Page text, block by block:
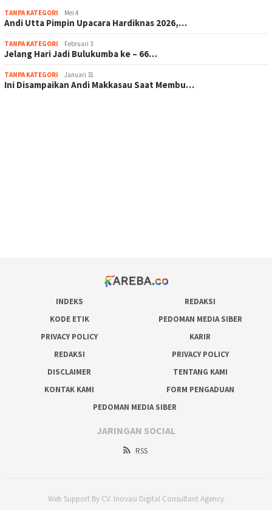
TANPA KATEGORI Mei 4
Andi Utta Pimpin Upacara Hardiknas 2026,…
TANPA KATEGORI Februari 3
Jelang Hari Jadi Bulukumba ke – 66…
TANPA KATEGORI Januari 31
Ini Disampaikan Andi Makkasau Saat Membu…
INDEKS
REDAKSI
KODE ETIK
PEDOMAN MEDIA SIBER
PRIVACY POLICY
KARIR
REDAKSI
PRIVACY POLICY
DISCLAIMER
TENTANG KAMI
KONTAK KAMI
FORM PENGADUAN
PEDOMAN MEDIA SIBER
JARINGAN SOCIAL
RSS
Web Support By CV. Inovasi Digital Consultant Agency